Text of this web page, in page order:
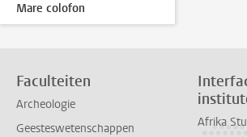
Mare colofon
Faculteiten
Archeologie
Geesteswetenschappen
Afrika